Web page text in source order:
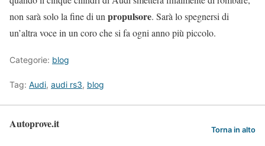
non sarà solo la fine di unpropulsore. Sarà lo spegnersi di
un’altra voce in un coro che si fa ogni anno più piccolo.
Categorie: blog
Tag: Audi, audi rs3, blog
Autoprove.it Torna in alto